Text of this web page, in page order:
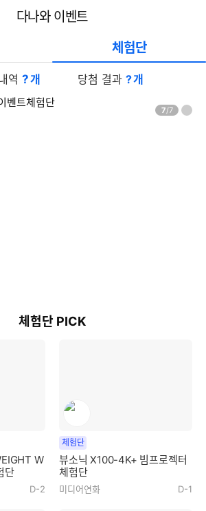
다나와 이벤트
체험단
역 ?개 당첨 결과 ?개
배
7/7페
체험단 PICK
W
단
D-2
체험단
뷰소닉 X100-4K+ 빔프로젝터
체험단
미디어연화 D-1